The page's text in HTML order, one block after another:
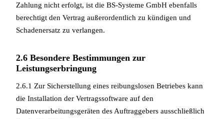
Zahlung nicht erfolgt, ist die BS-Systeme GmbH ebenfalls
berechtigt den Vertrag außerordentlich zu kündigen und
Schadenersatz zu verlangen.
2.6 Besondere Bestimmungen zur
Leistungserbringung
2.6.1 Zur Sicherstellung eines reibungslosen Betriebes kann
die Installation der Vertragssoftware auf den
Datenverarbeitungsgeräten des Auftraggebers ausschließlich